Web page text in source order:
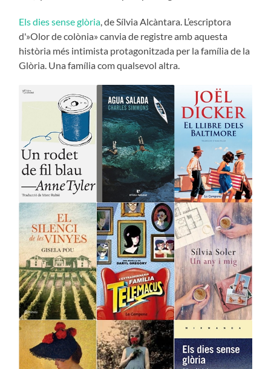
Els dies sense glòria , de Sílvia Alcàntara. L’escriptora
d'»Olor de colònia» canvia de registre amb aquesta
història més intimista protagonitzada per la família de la
Glòria. Una família com qualsevol altra.